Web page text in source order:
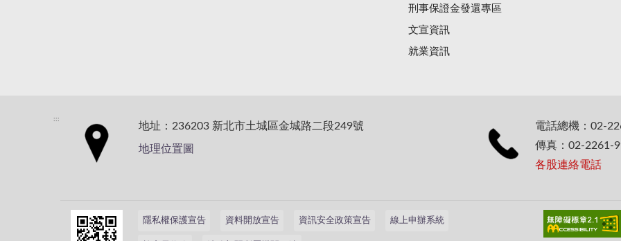
刑事保證金發還專區
文宣資訊
就業資訊
:::
地址：236203 新北市土城區金城路二段249號
地理位置圖
電話總機：02-
傳真：02-2261-
各股連絡電話
隱私權保護宣告 資料開放宣告 資訊安全政策宣告 線上申辦系統